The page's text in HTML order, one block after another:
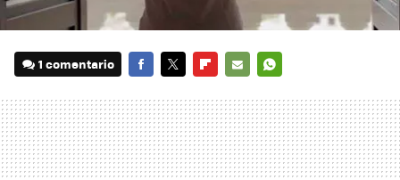
1 comentario
MAIL